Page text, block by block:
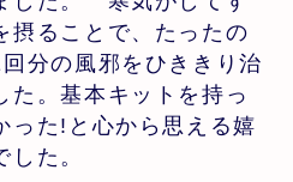
摂ることで、たったの
分の風邪をひききり治
た。基本キットを持っ
った!と心から思える嬉
した。